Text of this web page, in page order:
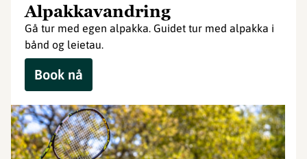
Alpakkavandring
Gå tur med egen alpakka. Guidet tur med alpakka i
bånd og leietau.
Book nå